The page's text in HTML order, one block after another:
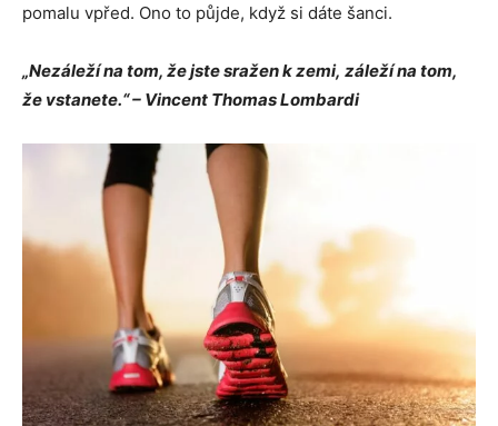
pomalu vpřed. Ono to půjde, když si dáte šanci.
„Nezáleží na tom, že jste sražen k zemi, záleží na tom,
že vstanete.“ – Vincent Thomas Lombardi